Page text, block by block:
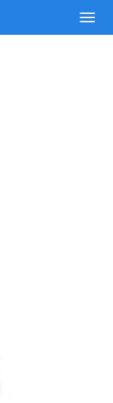
Toggle